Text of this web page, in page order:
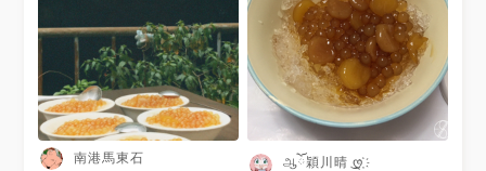
南港馬東石 ஆོ穎川晴 ͜ღ҉